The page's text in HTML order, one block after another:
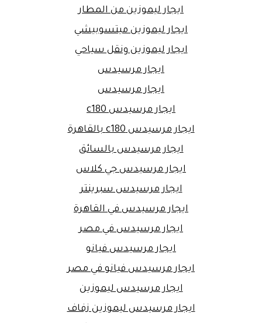
ايجار ليموزين من المطار
ايجار ليموزين ميتسوبيشي
ايجار ليموزين ونقل سياحي
ايجار مرسيدس
ايجار مرسيدس
ايجار مرسيدس c180
ايجار مرسيدس c180 بالقاهرة
ايجار مرسيدس بالسائق
ايجار مرسيدس جي كلاس
ايجار مرسيدس سبرينتر
ايجار مرسيدس في القاهرة
ايجار مرسيدس في مصر
ايجار مرسيدس فيانو
ايجار مرسيدس فيانو في مصر
ايجار مرسيدس ليموزين
ايجار مرسيدس ليموزين زفاف